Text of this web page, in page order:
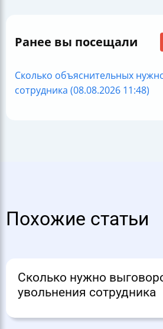
Ранее вы посещали
Сколько объяснительных
сотрудника (08.08.2026 11:48)
Похожие статьи
Сколько нужно
увольнения сотрудника